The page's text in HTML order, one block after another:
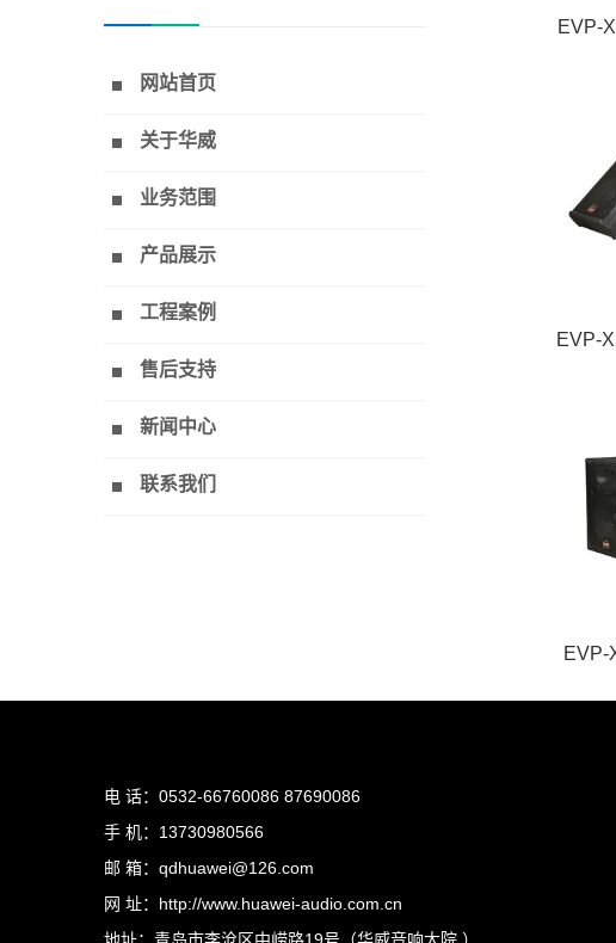
EVP-
EVP-
EVP-
网站首页
关于华威
业务范围
产品展示
工程案例
售后支持
新闻中心
联系我们
电 话：0532-66760086 87690086
手 机：13730980566
邮 箱：qdhuawei@126.com
网 址：http://www.huawei-audio.com.cn